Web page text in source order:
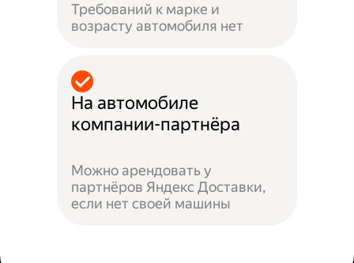
Требований к марке и
возрасту автомобиля нет
На автомобиле
компании-партнёра
Можно арендовать у
партнёров Яндекс Доставки,
если нет своей машины